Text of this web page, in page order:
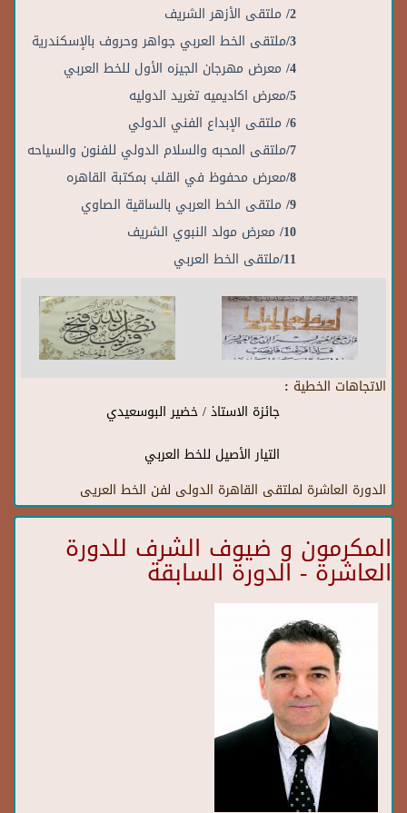
2/ ملتقى الأزهر الشريف
3/ملتقى الخط العربي جواهر وحروف بالإسكندرية
4/ معرض مهرجان الجيزه الأول للخط العربي
5/معرض اكاديميه تغريد الدوليه
6/ ملتقى الإبداع الفني الدولي
7/ملتقى المحبه والسلام الدولي للفنون والسياحه
8/معرض محفوظ في القلب بمكتبة القاهره
9/ ملتقى الخط العربي بالساقية الصاوي
10/ معرض مولد النبوي الشريف
11/ملتقى الخط العربي
الاتجاهات الخطية :
جائزة الاستاذ / خضير البوسعيدي
التيار الأصيل للخط العربي
الدورة العاشرة لملتقى القاهرة الدولى لفن الخط العريى
المكرمون و ضيوف الشرف للدورة
العاشرة - الدورة السابقة